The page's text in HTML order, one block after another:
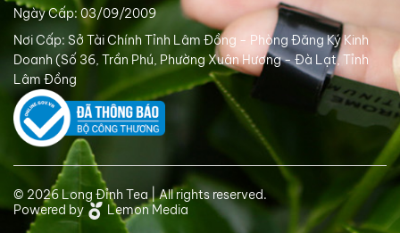
Ngày Cấp: 03/09/2009
Nơi Cấp: Sở Tài Chính Tỉnh Lâm Đồng - Phòng Đăng Ký Kinh
Doanh (Số 36, Trần Phú, Phường Xuân Hương - Đà Lạt, Tỉnh
Lâm Đồng
© 2026 Long Đỉnh Tea | All rights reserved.
Powered by
Lemon Media